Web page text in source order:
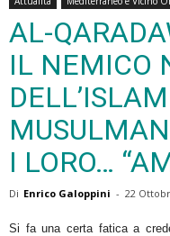
AL-
IL NEMICO
I LORO…
Di Enrico Galoppini - 22
Si fa una certa fatica a